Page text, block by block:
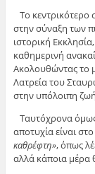
Το
στην σύναξη των
ιστορική
καθημερινή
Ακολουθώντας το
Λατρεία του
στην υπόλοιπη
Ταυτόχρονα όμως
αποτυχία είναι
καθρέφτη», όπως
αλλά κάποια μέρα